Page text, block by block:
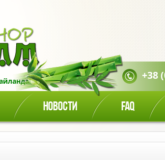
+38
НОВОСТИ FAQ